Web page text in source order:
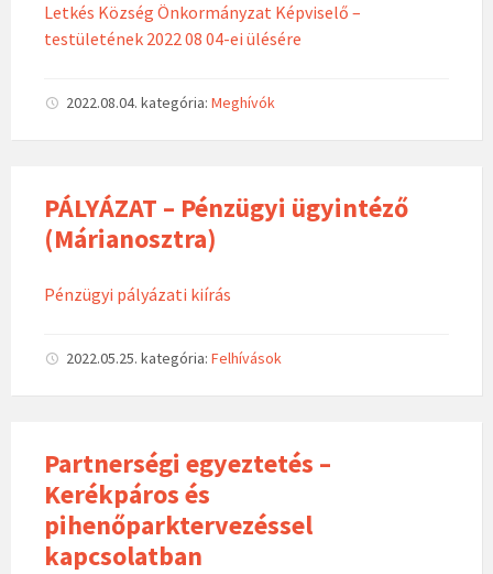
Letkés Község Önkormányzat Képviselő –
testületének 2022 08 04-ei ülésére
2022.08.04. kategória: Meghívók
PÁLYÁZAT – Pénzügyi ügyintéző
(Márianosztra)
Pénzügyi pályázati kiírás
2022.05.25. kategória: Felhívások
Partnerségi egyeztetés –
Kerékpáros és
pihenőparktervezéssel
kapcsolatban